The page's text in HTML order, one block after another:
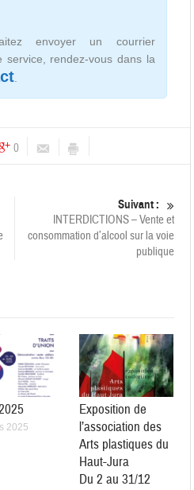
envoyer un courrier
service, rendez-vous dans la
0
Suivant :
INTERDICTIONS – Vente et
consommation d’alcool sur la voie
publique
2025
Exposition de
l’association des
Arts plastiques du
Haut-Jura
Du 2 au 31/12